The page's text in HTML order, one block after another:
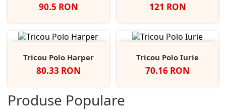
Pret
90.5 RON Pret
121 RON
Tricou Polo Harper
Pret
80.33 RON
Tricou Polo Iurie
Pret
70.16 RON
Produse Populare